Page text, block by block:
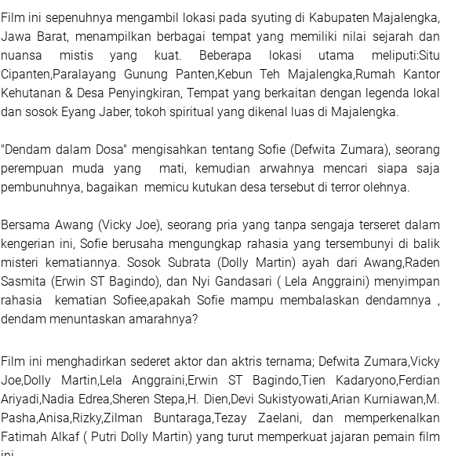
Film ini sepenuhnya mengambil lokasi pada syuting di Kabupaten Majalengka,
Jawa Barat, menampilkan berbagai tempat yang memiliki nilai sejarah dan
nuansa mistis yang kuat. Beberapa lokasi utama meliputi:Situ
Cipanten,Paralayang Gunung Panten,Kebun Teh Majalengka,Rumah Kantor
Kehutanan & Desa Penyingkiran, Tempat yang berkaitan dengan legenda lokal
dan sosok Eyang Jaber, tokoh spiritual yang dikenal luas di Majalengka.
"Dendam dalam Dosa" mengisahkan tentang Sofie (Defwita Zumara), seorang
perempuan muda yang
mati, kemudian arwahnya mencari siapa saja
pembunuhnya, bagaikan memicu kutukan desa tersebut di terror olehnya.
Bersama Awang (Vicky Joe), seorang pria yang tanpa sengaja terseret dalam
kengerian ini, Sofie berusaha mengungkap rahasia yang tersembunyi di balik
misteri kematiannya. Sosok Subrata (Dolly Martin) ayah dari Awang,Raden
Sasmita (Erwin ST Bagindo), dan Nyi Gandasari ( Lela Anggraini) menyimpan
rahasia
kematian Sofiee,apakah Sofie mampu membalaskan dendamnya ,
dendam menuntaskan amarahnya?
Film ini menghadirkan sederet aktor dan aktris ternama; Defwita Zumara,Vicky
Joe,Dolly Martin,Lela Anggraini,Erwin ST Bagindo,Tien Kadaryono,Ferdian
Ariyadi,Nadia Edrea,Sheren Stepa,H. Dien,Devi Sukistyowati,Arian Kurniawan,M.
Pasha,Anisa,Rizky,Zilman Buntaraga,Tezay Zaelani, dan memperkenalkan
Fatimah Alkaf ( Putri Dolly Martin) yang turut memperkuat jajaran pemain film